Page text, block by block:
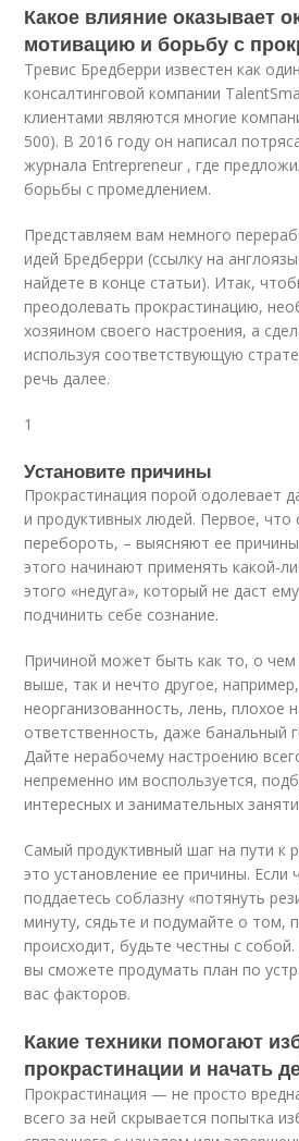
Какое влияние оказывает
мотивацию и борьбу с
Тревис Бредберри известен как
консалтинговой компании
клиентами являются многие
500). В 2016 году он написал
журнала Entrepreneur , где
борьбы с промедлением.
Представляем вам немного
идей Бредберри (ссылку на
найдете в конце статьи). Итак,
преодолевать прокрастинацию,
хозяином своего настроения, а
используя соответствующую
речь далее.
1
Установите причины
Прокрастинация порой одолевает
и продуктивных людей. Первое,
перебороть, – выясняют ее
этого начинают применять какой-
этого «недуга», который не даст
подчинить себе сознание.
Причиной может быть как то, о
выше, так и нечто другое, например,
неорганизованность, лень, плохое
ответственность, даже банальный
Дайте нерабочему настроению
непременно им воспользуется,
интересных и занимательных
Самый продуктивный шаг на пути к
это установление ее причины. Если
поддаетесь соблазну «потянуть
минуту, сядьте и подумайте о том,
происходит, будьте честны с
вы сможете продумать план по
вас факторов.
Какие техники помогают
прокрастинации и начать
Прокрастинация — не просто
всего за ней скрывается попытка